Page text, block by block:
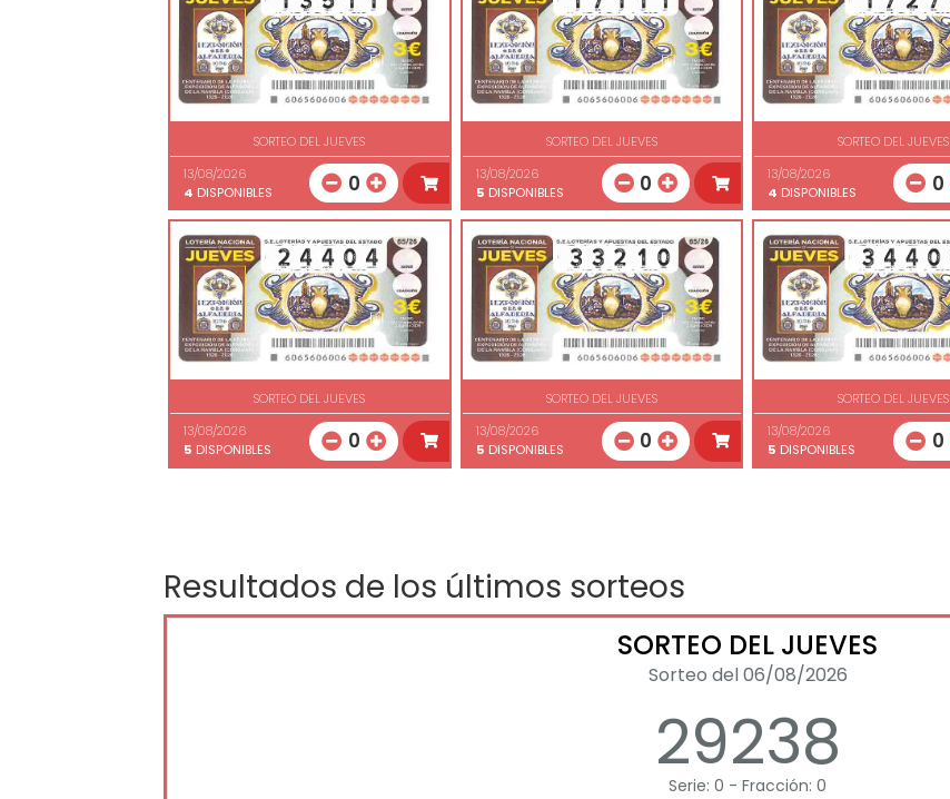
SORTEO DEL JUEVES
13/08/2026
4 DISPONIBLES 0
SORTEO DEL JUEVES
13/08/2026
5 DISPONIBLES 0
SORTEO DEL JUEVES
13/08/2026
4 DISPONIBLES 0
SORTEO DEL JUEVES
13/08/2026
5 DISPONIBLES 0
SORTEO DEL JUEVES
13/08/2026
5 DISPONIBLES 0
SORTEO DEL JUEVES
13/08/2026
5 DISPONIBLES 0
Resultados de los últimos sorteos
SORTEO DEL JUEVES
Sorteo del 06/08/2026
29238
Serie: 0 - Fracción: 0